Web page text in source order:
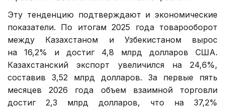
Эту тенденцию подтверждают и экономические
показатели. По итогам 2025 года товарооборот
между Казахстаном и Узбекистаном вырос
на 16,2% и достиг 4,8 млрд долларов США.
Казахстанский экспорт увеличился на 24,6%,
составив 3,52 млрд долларов. За первые пять
месяцев 2026 года объем взаимной торговли
достиг 2,3 млрд долларов, что на 37,2%